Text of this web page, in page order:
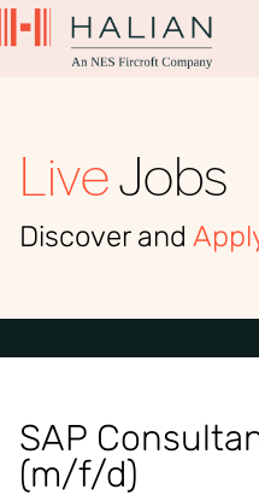
LiveJobs
Discover and
SAP
(m/f/d)